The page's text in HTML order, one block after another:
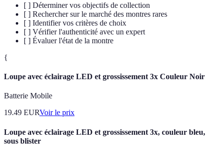
[ ] Déterminer vos objectifs de collection
[ ] Rechercher sur le marché des montres rares
[ ] Identifier vos critères de choix
[ ] Vérifier l'authenticité avec un expert
[ ] Évaluer l'état de la montre
{
Loupe avec éclairage LED et grossissement 3x Couleur Noir
Batterie Mobile
19.49 EURVoir le prix
Loupe avec éclairage LED et grossissement 3x, couleur bleu,
sous blister